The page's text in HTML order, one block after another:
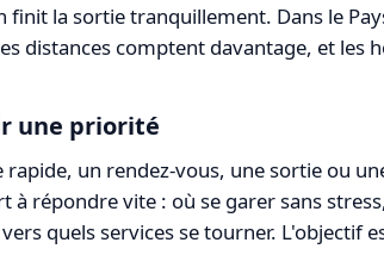
la sortie tranquillement. Dans le
distances comptent davantage, et les
une priorité
un rendez-vous, une sortie ou
à répondre vite : où se garer sans
quels services se tourner. L'objectif